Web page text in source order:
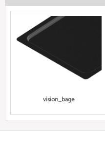
vision_bage